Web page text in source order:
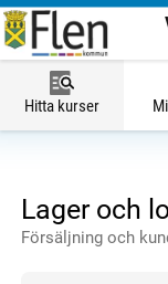
Hitta kurser
Lager och
Försäljning och